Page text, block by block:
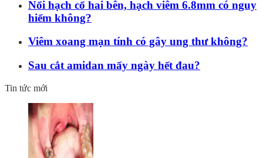
Nổi hạch cổ hai bên, hạch viêm 6.8mm có nguy
hiểm không?
Viêm xoang mạn tính có gây ung thư không?
Sau cắt amidan mấy ngày hết đau?
Tin tức mới